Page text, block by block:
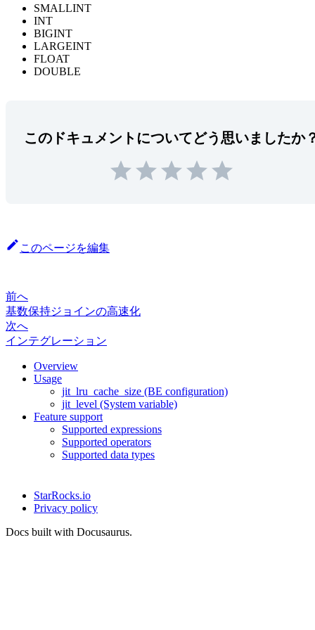
SMALLINT
INT
BIGINT
LARGEINT
FLOAT
DOUBLE
このドキュメントについてどう思いましたか
このページを編集
前へ
基数保持ジョインの高速化
次へ
インテグレーション
Overview
Usage
jit_lru_cache_size (BE configuration)
jit_level (System variable)
Feature support
Supported expressions
Supported operators
Supported data types
StarRocks.io
Privacy policy
Docs built with Docusaurus.